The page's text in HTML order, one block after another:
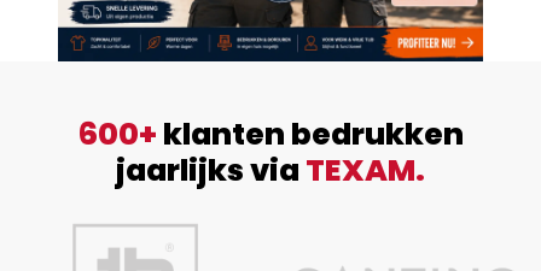
600+ klanten bedrukken
jaarlijks via TEXAM.